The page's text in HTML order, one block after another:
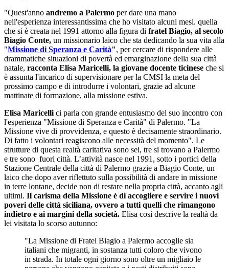
"Quest'anno andremo a Palermo per dare una mano
nell'esperienza interessantissima che ho visitato alcuni mesi. quella
che si è creata nel 1991 attorno alla figura di fratel Biagio, al secolo
Biagio Conte, un missionario laico che sta dedicando la sua vita alla
"Missione di Speranza e Carità", per cercare di rispondere alle
drammatiche situazioni di povertà ed emarginazione della sua città
natale, racconta Elisa Maricelli, la giovane docente ticinese che si
è assunta l'incarico di supervisionare per la CMSI la meta del
prossimo campo e di introdurre i volontari, grazie ad alcune
mattinate di formazione, alla missione estiva.
Elisa Maricelli ci parla con grande entusiasmo del suo incontro con
l'esperienza "Missione di Speranza e Carità" di Palermo. "La
Missione vive di provvidenza, e questo è decisamente straordinario.
Di fatto i volontari reagiscono alle necessità del momento". Le
strutture di questa realtà caritativa sono sei, tre si trovano a Palermo
e tre sono fuori città. L’attività nasce nel 1991, sotto i portici della
Stazione Centrale della città di Palermo grazie a Biagio Conte, un
laico che dopo aver riflettuto sulla possibilità di andare in missione
in terre lontane, decide non di restare nella propria città, accanto agli
ultimi. Il carisma della Missione è di accogliere e servire i nuovi
poveri delle città siciliana, ovvero a tutti quelli che rimangono
indietro e ai margini della società. Elisa così descrive la realtà da
lei visitata lo scorso autunno:
"La Missione di Fratel Biagio a Palermo accoglie sia
italiani che migranti, in sostanza tutti coloro che vivono
in strada. In totale ogni giorno sono oltre un migliaio le